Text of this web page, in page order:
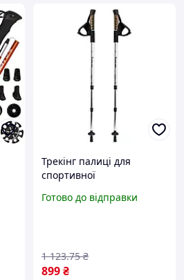
Трекінг палиці для
спортивної
(Uolide, Silver) палки
Готово до відправки
899₴
1 123.75 ₴